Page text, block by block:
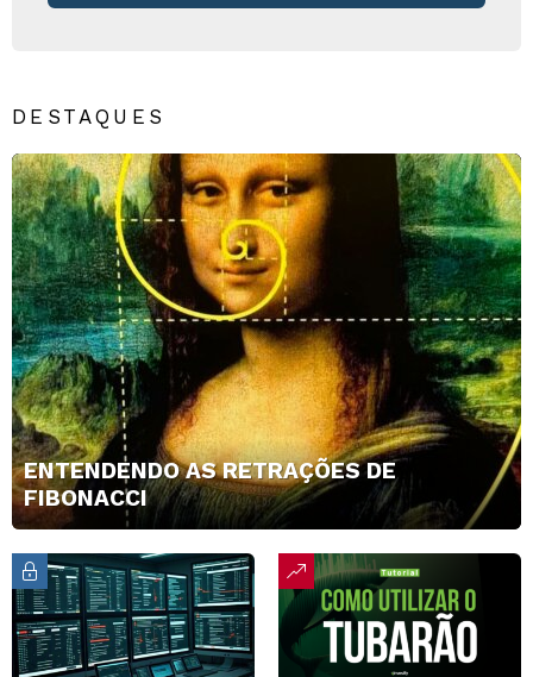
DESTAQUES
ENTENDENDO AS RETRAÇÕES DE
FIBONACCI